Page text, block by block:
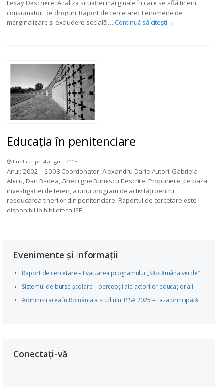
Lesay Descriere: Analiza situaţiei marginale în care se află tinerii
consumatori de droguri. Raport de cercetare: Fenomene de
marginalizare şi excludere socială …Continuă să citești →
Educația în penitenciare
Publicat pe 4 august 2003
Anul: 2002 – 2003 Coordonator: Alexandru Darie Autori: Gabriela
Alecu, Dan Badea, Gheorghe Bunescu Descrire: Propunere, pe baza
investigației de teren, a unui program de activități pentru
reeducarea tinerilor din penitenciare. Raportul de cercetare este
disponibil la biblioteca ISE
Evenimente și informații
Raport de cercetare – Evaluarea programului „Săptămâna verde”
Sistemul de burse școlare – percepții ale actorilor educaționali
Administrarea în România a studiului PISA 2025 – Faza principală
Conectați-vă